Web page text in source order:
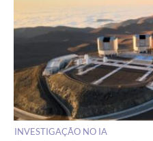
INVESTIGAÇÃO NO IA